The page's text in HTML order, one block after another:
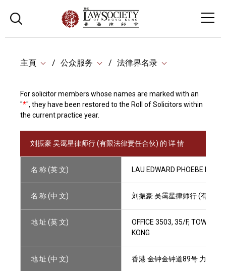
主頁 公众服务 法律界名录
For solicitor members whose names are marked with an
"*", they have been restored to the Roll of Solicitors within
the current practice year.
刘振豪 吴霭星律师行 (有限法律责任合伙) 的 详 情
名 称 (英 文) LAU EDWARD PHOEBE NG
名 称 (中 文) 刘振豪 吴霭星律师行 (有限法
地 址 (英 文)
OFFICE 3503, 35/F, TOWER
KONG
地 址 (中 文) 香港 金钟金钟道89号 力宝中